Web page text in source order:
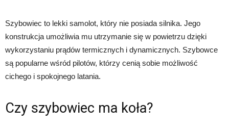
Szybowiec to lekki samolot, który nie posiada silnika. Jego
konstrukcja umożliwia mu utrzymanie się w powietrzu dzięki
wykorzystaniu prądów termicznych i dynamicznych. Szybowce
są popularne wśród pilotów, którzy cenią sobie możliwość
cichego i spokojnego latania.
Czy szybowiec ma koła?